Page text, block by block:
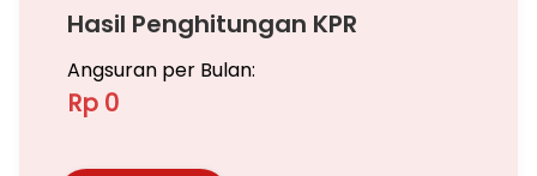
Hasil Penghitungan KPR
Angsuran per Bulan:
Rp 0